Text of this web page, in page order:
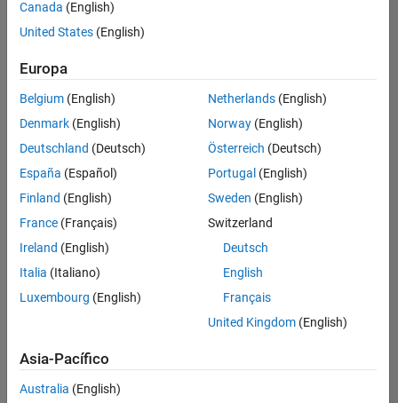
Ordenar por
Guardar
empleos
seleccionados
No se
han
traducido
todos
los
empleos.
Busque
por
ubicación
todos
empleos
Canada (English)
United States (English)
Europa
Belgium (English)
Denmark (English)
Deutschland (Deutsch)
España (Español)
Finland (English)
France (Français)
Ireland (English)
Italia (Italiano)
Luxembourg (English)
Netherlands(English)
Norway(English)
Österreich (Deutsch)
Portugal (English)
Sweden (English)
Switzerland
Deutsch
English
Français
United Kingdom(English)
Asia-Pacífico
Australia (English)